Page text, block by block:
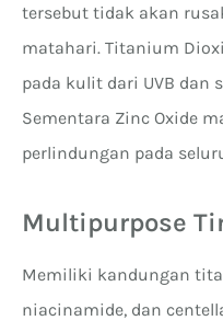
tersebut tidak akan
matahari. Titanium
pada kulit dari UVB dan
Sementara Zinc Oxide
perlindungan pada
Multipurpose
Memiliki kandungan
niacinamide, dan